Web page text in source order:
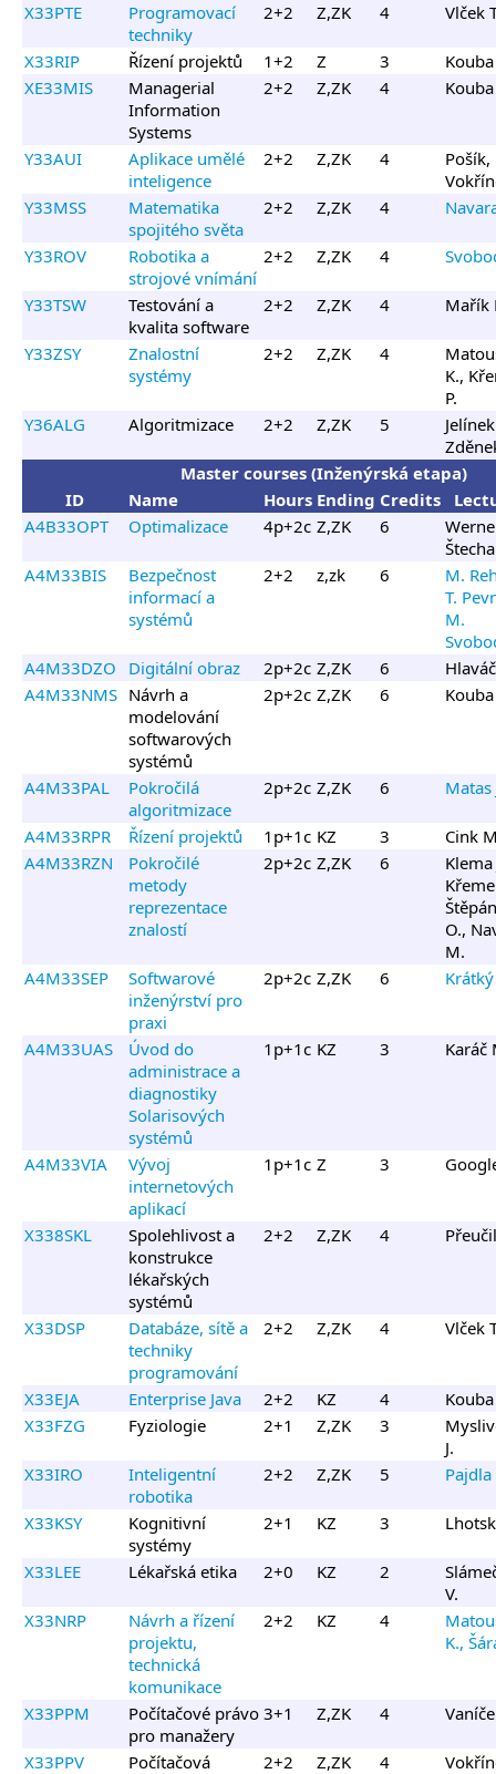
X33PTE
Programovací
techniky
2+2 Z,ZK 4 Vlček
X33RIP Řízení projektů 1+2 Z 3
XE33MIS
Managerial
Information
Systems
2+2 Z,ZK 4
Y33AUI
Aplikace umělé
inteligence
2+2 Z,ZK 4
Pošík,
Y33MSS
Matematika
spojitého světa
2+2 Z,ZK 4
Y33ROV
Robotika a
strojové vnímání
2+2 Z,ZK 4
Y33TSW
Testování a
kvalita software
2+2 Z,ZK 4 Mařík
Y33ZSY
Znalostní
systémy
2+2 Z,ZK 4
K.,
P.
Y36ALG
Algoritmizace 2+2 Z,ZK 5
Master courses (Inženýrská etapa)
ID
Name Hours Ending Credits
A4B33OPT
Optimalizace 4p+2c Z,ZK 6
Štecha
A4M33BIS
Bezpečnost
informací a
systémů
2+2 z,zk 6
M.
T.
M.
A4M33DZO
Digitální obraz 2p+2c Z,ZK 6
A4M33NMS Návrh a
modelování
softwarových
systémů
2p+2c Z,ZK 6
A4M33PAL
Pokročilá
algoritmizace
2p+2c Z,ZK 6 Matas
A4M33RPR Řízení projektů 1p+1c KZ 3
Cink
A4M33RZN
Pokročilé
metody
reprezentace
znalostí
2p+2c Z,ZK 6
Klema
O.,
M.
A4M33SEP
Softwarové
inženýrství pro
praxi
2p+2c Z,ZK 6 Krátký
A4M33UAS
Úvod do
administrace a
diagnostiky
Solarisových
systémů
1p+1c KZ 3 Karáč
A4M33VIA
Vývoj
internetových
aplikací
1p+1c Z 3
X338SKL
Spolehlivost a
konstrukce
lékařských
systémů
2+2 Z,ZK 4
X33DSP
Databáze, sítě a
techniky
programování
2+2 Z,ZK 4 Vlček
X33EJA Enterprise Java 2+2 KZ 4
X33FZG
Fyziologie 2+1 Z,ZK 3
J.
X33IRO
Inteligentní
robotika
2+2 Z,ZK 5 Pajdla
X33KSY
Kognitivní
systémy
2+1 KZ 3
X33LEE Lékařská etika 2+0 KZ 2
V.
X33NRP
Návrh a řízení
projektu,
technická
komunikace
2+2 KZ 4
K.,
X33PPM
Počítačové právo
pro manažery
3+1 Z,ZK 4
X33PPV
Počítačová
2+2 Z,ZK 4